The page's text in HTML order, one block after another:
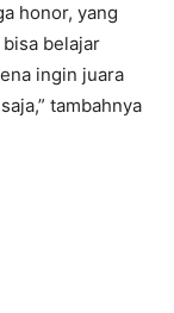
honor, yang
belajar
ingin juara
tambahnya